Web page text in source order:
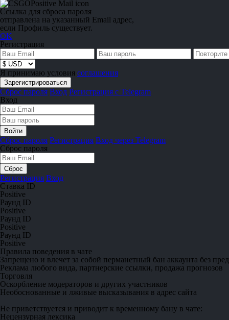
Ссылка для сброса пароля
отправлена на указанный Email адрес,
если Профиль существует.
OK
Регистрация
Я принимаю условия соглашения
Сброс пароля Вход Регистрация с Telegram
Вход
Сброс пароля Регистрация Вход через Telegram
Сброс пароля
Регистрация Вход
Ставка ID
Positive
Раунд ID
Positive
Раунд ID
Positive
Раунд ID
Positive
Правила поведения в чате
Запрещено и влечет за собой перманетный бан аккаунта без
Реклама любого вида, партнерские ссылки, продажа прогнозов
Торговля
Оскорбление модераторов и других участников
Необоснованные и лживые высказывания в адрес сайта
Не приветствуется и приводит к временному бану в чате:
Нецензурная лексика